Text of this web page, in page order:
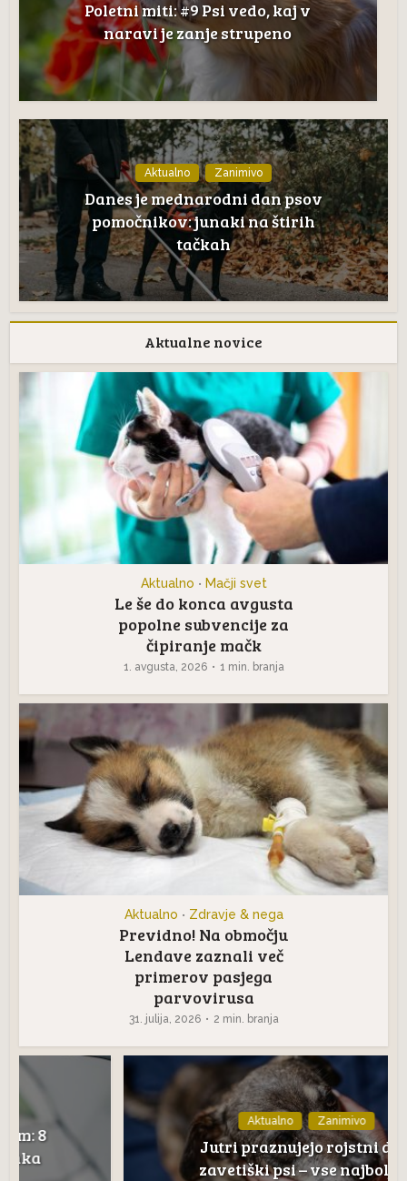
Poletni miti: #9 Psi vedo, kaj v
naravi je zanje strupeno
Aktualno Zanimivo
Danes je mednarodni dan psov
pomočnikov: junaki na štirih
tačkah
Aktualne novice
Aktualno • Mačji svet
Le še do konca avgusta
popolne subvencije za
čipiranje mačk
1. avgusta, 2026 1 min. branja
Aktualno • Zdravje & nega
Previdno! Na območju
Lendave zaznali več
primerov pasjega
parvovirusa
31. julija, 2026 2 min. branja
Aktualno Zanimivo
Jutri praznujejo rojstni dan
zavetiški psi – vse najboljše!